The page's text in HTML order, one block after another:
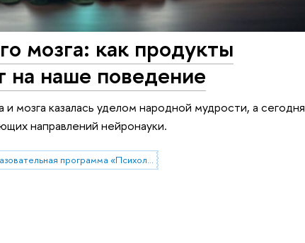
мозга: как продукты
на наше поведение
мозга казалась уделом народной мудрости, а сегодня
направлений нейронауки.
Образовательная программа «Психология в бизнесе»